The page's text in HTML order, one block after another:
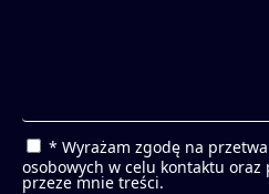
* Wyrażam zgodę na
osobowych w celu kontaktu oraz
przeze mnie treści.